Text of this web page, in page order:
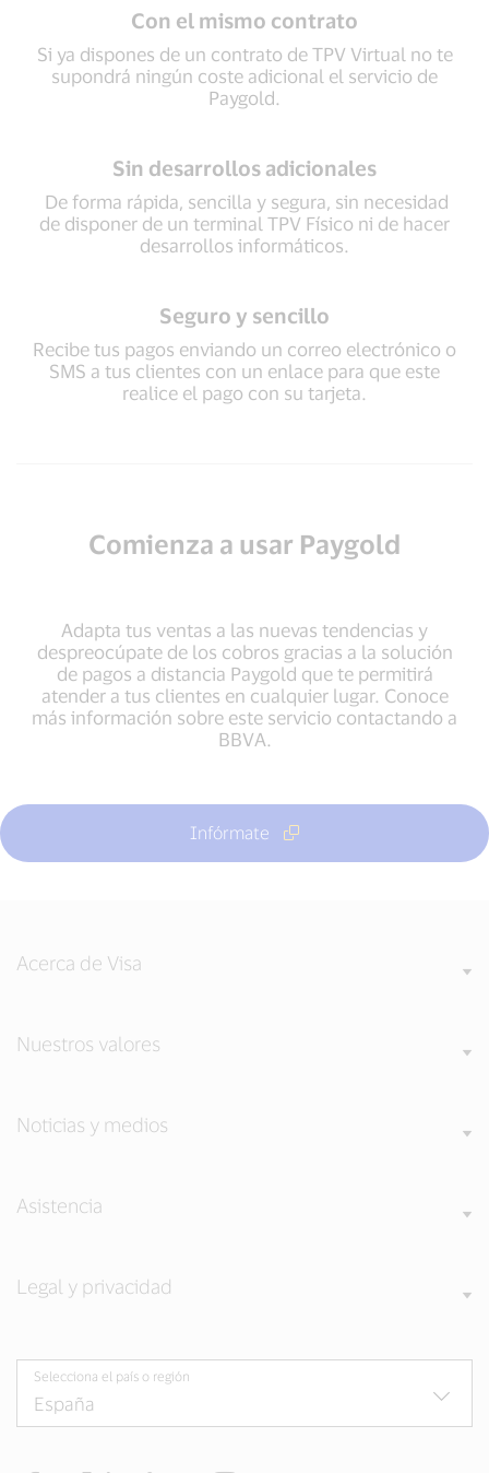
Con el mismo contrato
Si ya dispones de un contrato de TPV Virtual no te
supondrá ningún coste adicional el servicio de
Paygold.
Sin desarrollos adicionales
De forma rápida, sencilla y segura, sin necesidad
de disponer de un terminal TPV Físico ni de hacer
desarrollos informáticos.
Seguro y sencillo
Recibe tus pagos enviando un correo electrónico o
SMS a tus clientes con un enlace para que este
realice el pago con su tarjeta.
Comienza a usar Paygold
Adapta tus ventas a las nuevas tendencias y
despreocúpate de los cobros gracias a la solución
de pagos a distancia Paygold que te permitirá
atender a tus clientes en cualquier lugar. Conoce
más información sobre este servicio contactando a
BBVA.
Infórmate
Acerca de Visa
Nuestros valores
Noticias y medios
Asistencia
Legal y privacidad
Selecciona el país o región